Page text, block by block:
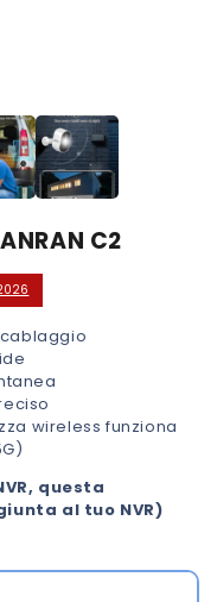
C2
cablaggio
wireless funziona
questa
al tuo NVR)